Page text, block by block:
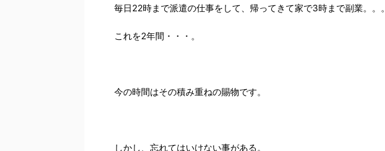
毎日22時まで派遣の仕事をして、帰ってきて家で3時まで副業。。。
これを2年間・・・。
今の時間はその積み重ねの賜物です。
しかし、忘れてはいけない事がある。